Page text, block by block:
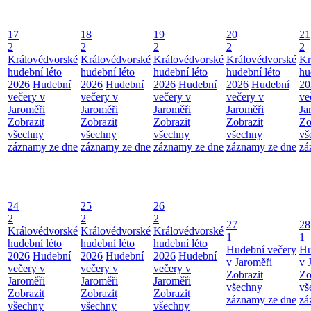
17
2
Královédvorské
hudební léto
2026 Hudební
večery v
Jaroměři
Zobrazit
všechny
záznamy ze dne
18
2
Královédvorské
hudební léto
2026 Hudební
večery v
Jaroměři
Zobrazit
všechny
záznamy ze dne
19
2
Královédvorské
hudební léto
2026 Hudební
večery v
Jaroměři
Zobrazit
všechny
záznamy ze dne
20
2
Královédvorské
hudební léto
2026 Hudební
večery v
Jaroměři
Zobrazit
všechny
záznamy ze dne
21
2
24
2
Královédvorské
hudební léto
2026 Hudební
večery v
Jaroměři
Zobrazit
všechny
25
2
Královédvorské
hudební léto
2026 Hudební
večery v
Jaroměři
Zobrazit
všechny
26
2
Královédvorské
hudební léto
2026 Hudební
večery v
Jaroměři
Zobrazit
všechny
27
1
Hudební večery
v Jaroměři
Zobrazit
všechny
záznamy ze dne
28
1
v